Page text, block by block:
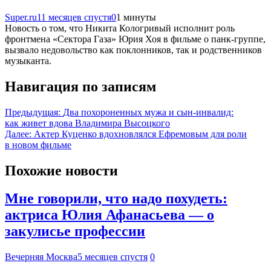
Super.ru11 месяцев спустя01 минуты
Новость о том, что Никита Кологривый исполнит роль
фронтмена «Сектора Газа» Юрия Хоя в фильме о панк-группе,
вызвало недовольство как поклонников, так и родственников
музыканта.
Навигация по записям
Предыдущая: Два похороненных мужа и сын-инвалид:
как живет вдова Владимира Высоцкого
Далее: Актер Куценко вдохновлялся Ефремовым для роли
в новом фильме
Похожие новости
Мне говорили, что надо похудеть:
актриса Юлия Афанасьева — о
закулисье профессии
Вечерняя Москва5 месяцев спустя 0